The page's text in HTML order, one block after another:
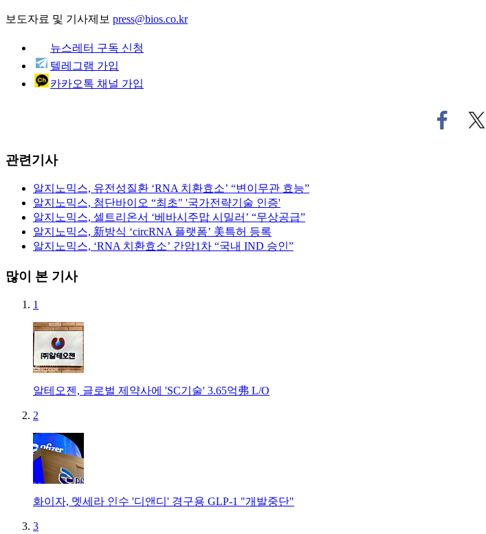
보도자료 및 기사제보 press@bios.co.kr
뉴스레터 구독 신청
텔레그램 가입
카카오톡 채널 가입
페
이
트
위
관련기사
알지노믹스, 유전성질환 ‘RNA 치환효소’ “변이무관 효능”
알지노믹스, 첨단바이오 “최초" '국가전략기술 인증'
알지노믹스, 셀트리온서 ‘베바시주맙 시밀러’ “무상공급”
알지노믹스, 新방식 ‘circRNA 플랫폼’ 美특허 등록
알지노믹스, ‘RNA 치환효소’ 간암1차 “국내 IND 승인”
많이 본 기사
1
알테오젠, 글로벌 제약사에 'SC기술' 3.65억弗 L/O
2
화이자, 멧세라 인수 '디앤디' 경구용 GLP-1 "개발중단"
3